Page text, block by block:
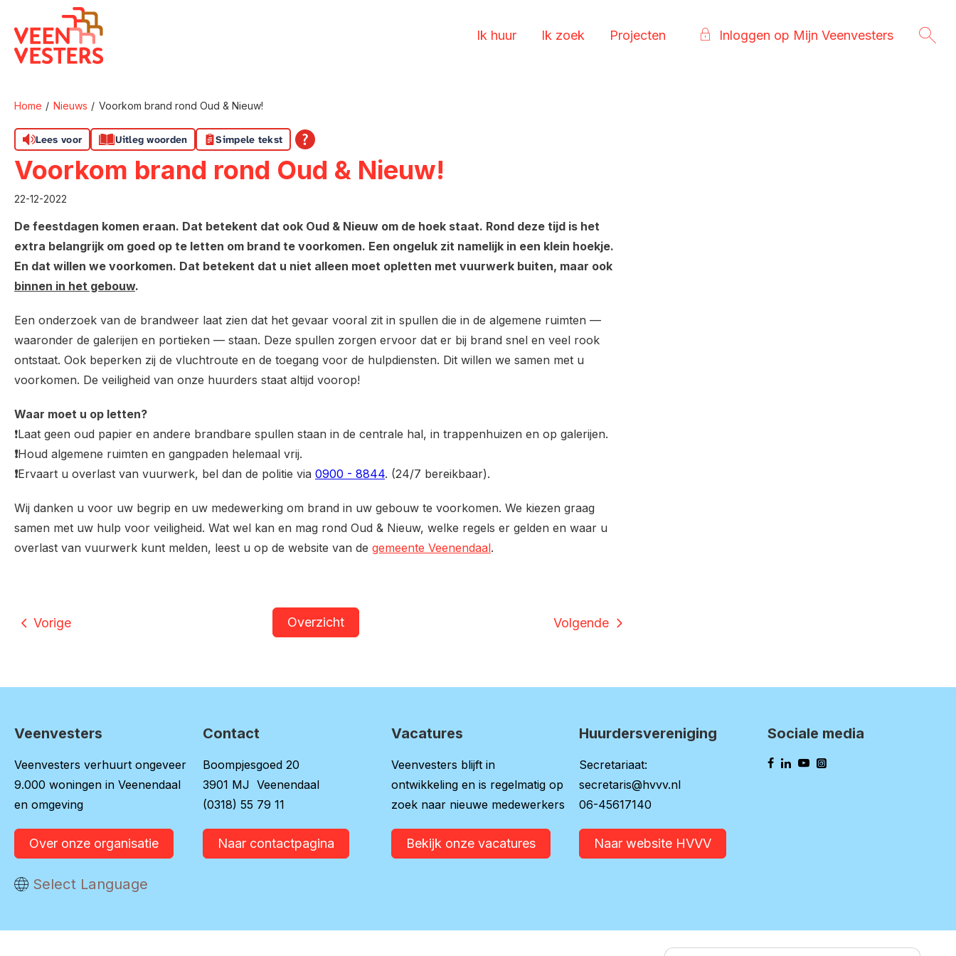
Naar hoofdinhoud
Naar hoofdnavigatiemenu
Naar zoeken
Naar de homepage
Ik huur Ik zoek Projecten Inloggen op Mijn Veenvesters
Home Nieuws Voorkom brand rond Oud & Nieuw!
Lees voor Uitleg woorden Simpele tekst
Voorkom brand rond Oud & Nieuw!
22-12-2022
De feestdagen komen eraan. Dat betekent dat ook Oud & Nieuw om de hoek staat. Rond deze tijd is het
extra belangrijk om goed op te letten om brand te voorkomen. Een ongeluk zit namelijk in een klein hoekje.
En dat willen we voorkomen. Dat betekent dat u niet alleen moet opletten met vuurwerk buiten, maar ook
binnen in het gebouw.
Een onderzoek van de brandweer laat zien dat het gevaar vooral zit in spullen die in de algemene ruimten —
waaronder de galerijen en portieken — staan. Deze spullen zorgen ervoor dat er bij brand snel en veel rook
ontstaat. Ook beperken zij de vluchtroute en de toegang voor de hulpdiensten. Dit willen we samen met u
voorkomen. De veiligheid van onze huurders staat altijd voorop!
Waar moet u op letten?
❗Laat geen oud papier en andere brandbare spullen staan in de centrale hal, in trappenhuizen en op galerijen.
❗Houd algemene ruimten en gangpaden helemaal vrij.
❗Ervaart u overlast van vuurwerk, bel dan de politie via 0900 - 8844. (24/7 bereikbaar).
Wij danken u voor uw begrip en uw medewerking om brand in uw gebouw te voorkomen. We kiezen graag
samen met uw hulp voor veiligheid. Wat wel kan en mag rond Oud & Nieuw, welke regels er gelden en waar u
overlast van vuurwerk kunt melden, leest u op de website van de gemeente Veenendaal.
Volgende
Overzicht
Vorige
Contactinformatie
Veenvesters
Veenvesters verhuurt ongeveer
9.000 woningen in Veenendaal
en omgeving
Over onze organisatie
Contact
Boompjesgoed 20
3901 MJ Veenendaal
(0318) 55 79 11
Naar contactpagina
Vacatures
Veenvesters blijft in
ontwikkeling en is regelmatig op
zoek naar nieuwe medewerkers
Bekijk onze vacatures
Huurdersvereniging
Secretariaat:
secretaris@hvvv.nl
06-45617140
Naar website HVVV
Sociale media
Vertaal deze pagina
Select Language